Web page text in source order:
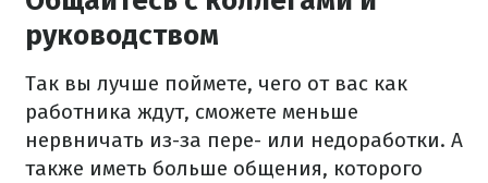
руководством
Так вы лучше поймете, чего от вас как
работника ждут, сможете меньше
нервничать из-за пере- или недоработки. А
также иметь больше общения, которого